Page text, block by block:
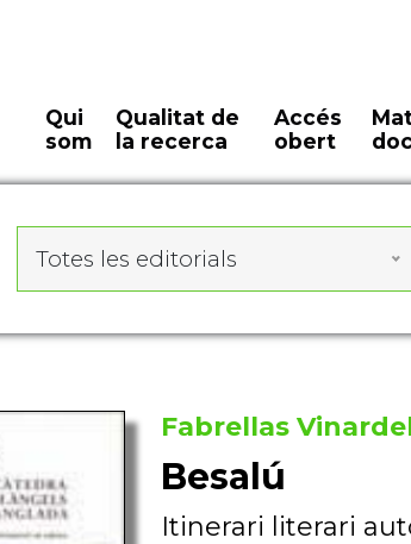
Qui
som
Qualitat de
la recerca
Accés
obert
Totes les editorials
Fabrellas
Besalú
Itinerari literari